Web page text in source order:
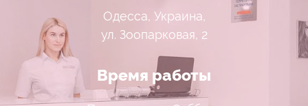
Одесса, Украина,
ул. Зоопарковая, 2
Время работы